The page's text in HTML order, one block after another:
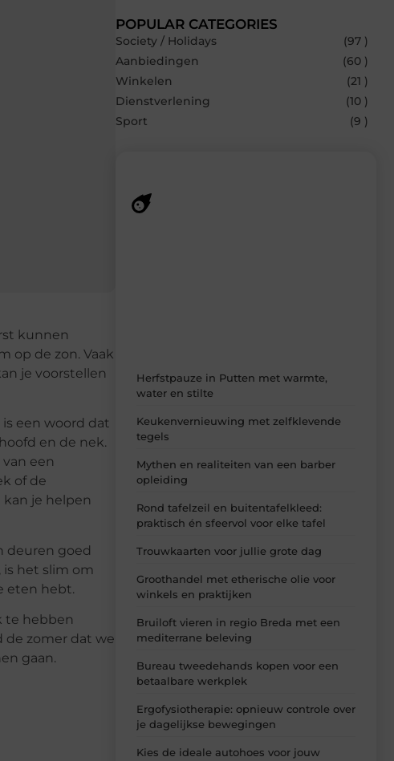
kunnen
op de zon. Vaak
je voorstellen
een woord dat
en de nek.
een
of de
kan je helpen
deuren goed
het slim om
eten hebt.
te hebben
de zomer dat we
gaan.
POPULAR CATEGORIES
Society / Holidays
(97 )
Aanbiedingen
(60 )
Winkelen
(21 )
Dienstverlening
(10 )
Sport
(9 )
Herfstpauze in Putten met warmte,
water en stilte
Keukenvernieuwing met zelfklevende
tegels
Mythen en realiteiten van een barber
opleiding
Rond tafelzeil en buitentafelkleed:
praktisch én sfeervol voor elke tafel
Trouwkaarten voor jullie grote dag
Groothandel met etherische olie voor
winkels en praktijken
Bruiloft vieren in regio Breda met een
mediterrane beleving
Bureau tweedehands kopen voor een
betaalbare werkplek
Ergofysiotherapie: opnieuw controle over
je dagelijkse bewegingen
Kies de ideale autohoes voor jouw